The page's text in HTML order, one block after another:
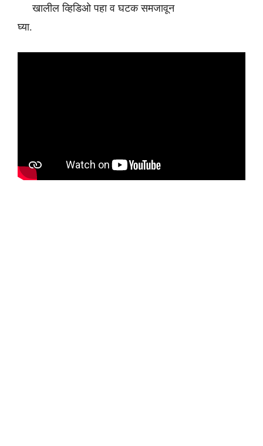
खालील व्हिडिओ पहा व घटक समजावून
घ्या.